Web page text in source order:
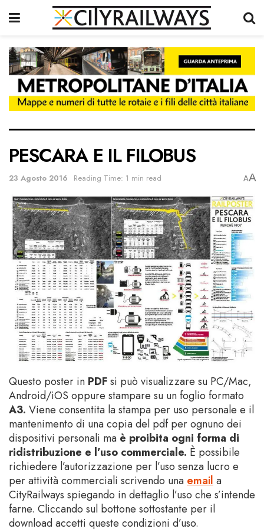
PESCARA E IL FILOBUS
23 Agosto 2016 Reading Time: 1 min read AA
Questo poster in PDFsi può visualizzare su PC/Mac,
Android/iOS oppure stampare su un foglio formato
A3. Viene consentita la stampa per uso personale e il
mantenimento di una copia del pdf per ognuno dei
dispositivi personali ma è proibita ogni forma di
ridistribuzione e l’uso commerciale. È possibile
richiedere l’autorizzazione per l’uso senza lucro e
per attività commerciali scrivendo unaemaila
CityRailways spiegando in dettaglio l’uso che s’intende
farne. Cliccando sul bottone sottostante per il
download accetti queste condizioni d’uso.